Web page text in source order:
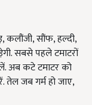
कलौंजी, सौंफ, हल्दी,
सबसे पहले टमाटरों
अब कटे टमाटर को
जब गर्म हो जाए,